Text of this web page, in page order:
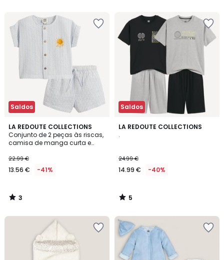
Saldos
LA REDOUTE COLLECTIONS
Conjunto de 2 peças às riscas,
camisa de manga curta e
22.99 €
13.56 € -41%
3
/
5
3
/
Saldos
LA REDOUTE COLLECTIONS
.
24.99 €
14.99 € -40%
5
5
/